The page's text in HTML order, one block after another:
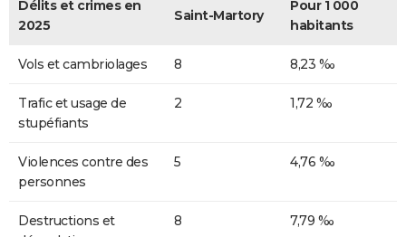
Délits et crimes en
2025
Saint-Martory
Pour 1 000
habitants
Vols et cambriolages 8 8,23 ‰
Trafic et usage de
stupéfiants
2 1,72 ‰
Violences contre des
personnes
5 4,76 ‰
Destructions et
8 7,79 ‰